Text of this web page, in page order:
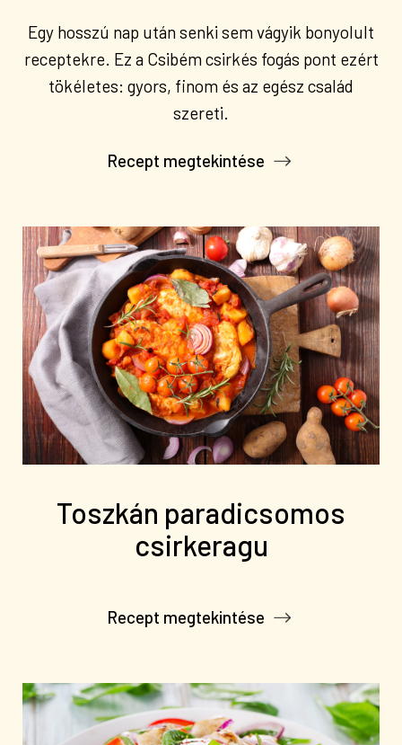
Egy hosszú nap után senki sem vágyik bonyolult
receptekre. Ez a Csibém csirkés fogás pont ezért
tökéletes: gyors, finom és az egész család
szereti.
Recept megtekintése
Toszkán paradicsomos
csirkeragu
Recept megtekintése